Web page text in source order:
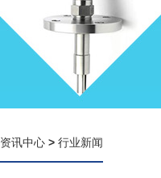
资讯中心 > 行业新闻